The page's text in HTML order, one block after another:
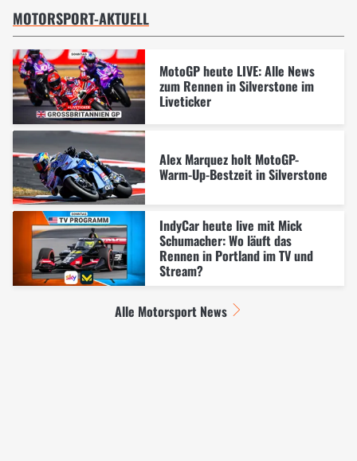
MOTORSPORT-AKTUELL
MotoGP heute LIVE: Alle News
zum Rennen in Silverstone im
Liveticker
Alex Marquez holt MotoGP-
Warm-Up-Bestzeit in Silverstone
IndyCar heute live mit Mick
Schumacher: Wo läuft das
Rennen in Portland im TV und
Stream?
Alle Motorsport News